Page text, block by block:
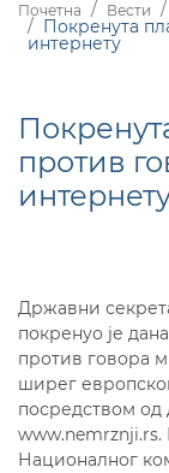
Почетна Вести
Покренута
интернету
против
Државни
покренуо је
против говора
ширег
посредством од
www.nemrznji.rs.
Националног